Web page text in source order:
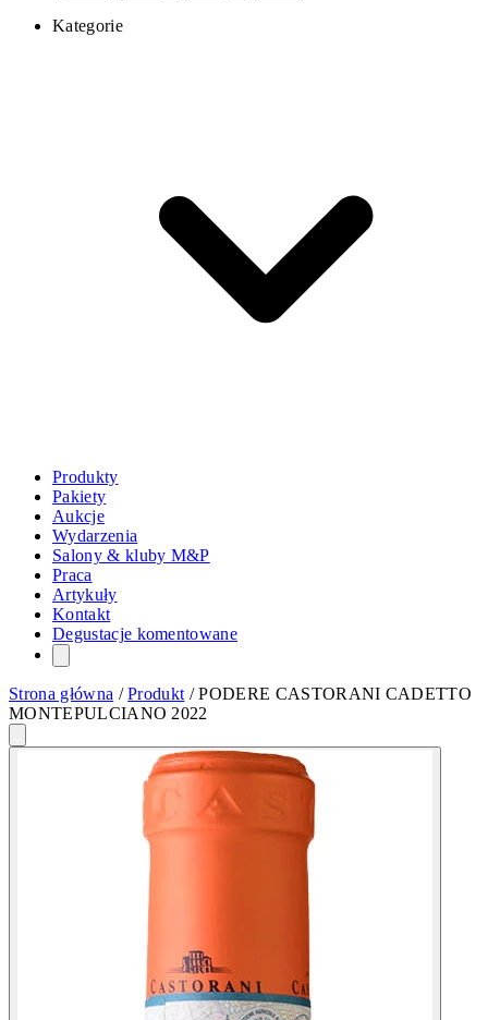
Kategorie
Produkty
Pakiety
Aukcje
Wydarzenia
Salony & kluby M&P
Praca
Artykuły
Kontakt
Degustacje komentowane
Strona główna /Produkt /PODERE CASTORANI CADETTO
MONTEPULCIANO 2022